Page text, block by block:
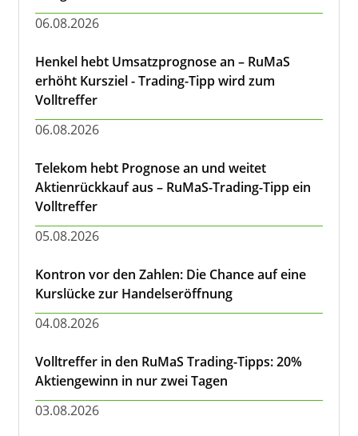
06.08.2026
Henkel hebt Umsatzprognose an – RuMaS
erhöht Kursziel - Trading-Tipp wird zum
Volltreffer
06.08.2026
Telekom hebt Prognose an und weitet
Aktienrückkauf aus – RuMaS-Trading-Tipp ein
Volltreffer
05.08.2026
Kontron vor den Zahlen: Die Chance auf eine
Kurslücke zur Handelseröffnung
04.08.2026
Volltreffer in den RuMaS Trading-Tipps: 20%
Aktiengewinn in nur zwei Tagen
03.08.2026